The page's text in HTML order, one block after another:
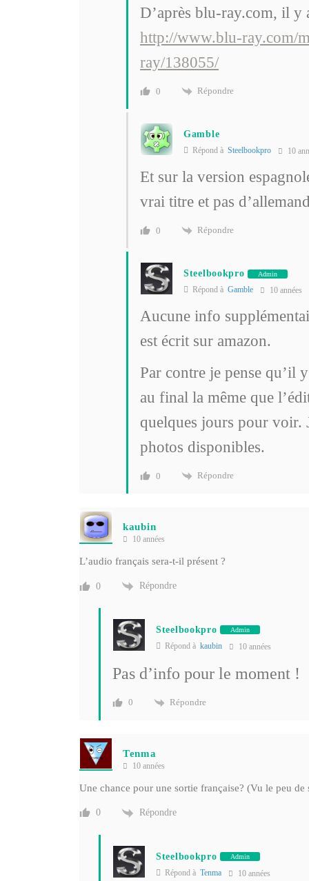
D’après blu-ray.com, il y
http://www.blu-ray.com/
ray/138055/
0 Répondre
Gamble
Répond à Steelbookpro 10
Et sur la version
vrai titre et pas
0 Répondre
Steelbookpro Admin
Répond à Gamble 10 années
Aucune info
est écrit sur amazon.
Par contre je pense qu’il
au final la même que
quelques jours pour voir.
photos disponibles.
0 Répondre
kaubin
10 années
L’audio français sera-t-il présent ?
0 Répondre
Steelbookpro Admin
Répond à kaubin 10 années
Pas d’info pour le moment !
0 Répondre
Tenma
10 années
Une chance pour une sortie française? (Vu le peu
0 Répondre
Steelbookpro Admin
Répond à Tenma 10 années